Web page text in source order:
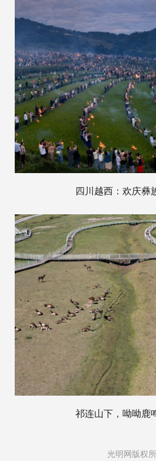
四川越西：欢庆彝
祁连山下，呦呦鹿
光明网版权